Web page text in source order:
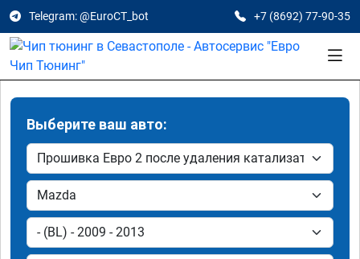
Telegram: @EuroCT_bot +7 (8692) 77-90-35
Выберите ваш авто: